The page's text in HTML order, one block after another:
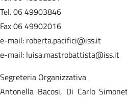
Tel. 06 49903846
Fax 06 49902016
e-mail: roberta.pacifici@iss.it
e-mail: luisa.mastrobattista@iss.it
Segreteria Organizzativa
Antonella Bacosi, Di Carlo